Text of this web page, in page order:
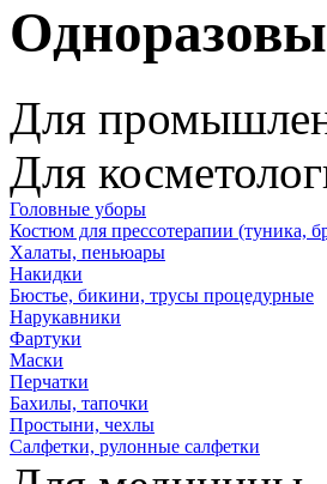
Для
Для
Головные уборы
Костюм для прессотерапии (туника,
Халаты, пеньюары
Накидки
Бюстье, бикини, трусы процедурные
Нарукавники
Фартуки
Маски
Перчатки
Бахилы, тапочки
Простыни, чехлы
Салфетки, рулонные салфетки